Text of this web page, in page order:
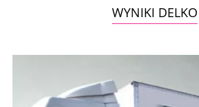
WYNIKI DELKO